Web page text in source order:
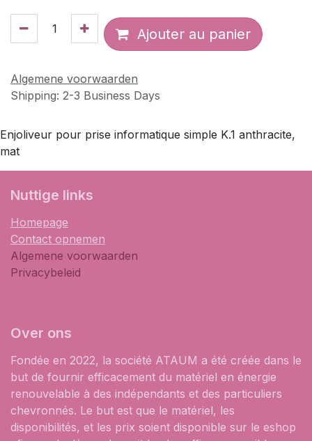
Ajouter au panier
Algemene voorwaarden
Shipping: 2-3 Business Days
Enjoliveur pour prise informatique simple K.1 anthracite,
mat
​Nuttige links
Homepage
Contact opnemen
Algemene voorwaarden
Privacybeleid
Over ons
Fondée en 2022, la société ATAUM a été créée dans le
but de fournir efficacement du matériel en énergie
renouvelable à des indépendants et des particuliers
chevronnés. Le but est que le matériel, les
disponibilités, et les prix soient disponible sur le eshop